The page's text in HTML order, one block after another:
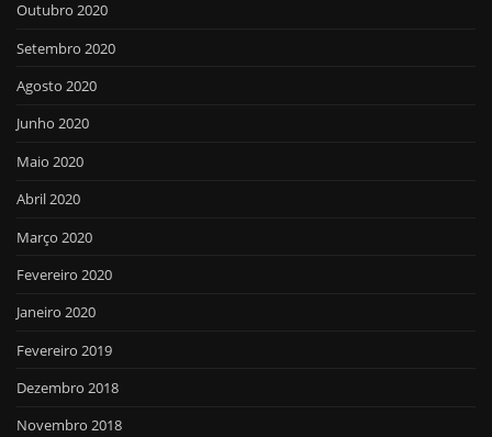
Outubro 2020
Setembro 2020
Agosto 2020
Junho 2020
Maio 2020
Abril 2020
Março 2020
Fevereiro 2020
Janeiro 2020
Fevereiro 2019
Dezembro 2018
Novembro 2018